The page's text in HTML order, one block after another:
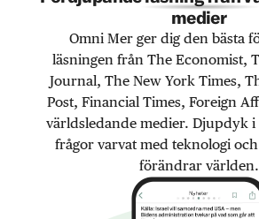
medier
Omni Mer ger dig den bästa
läsningen från The Economist,
Journal, The New York Times,
Post, Financial Times, Foreign
världsledande medier. Djupdyk
frågor varvat med teknologi
förändrar världen.